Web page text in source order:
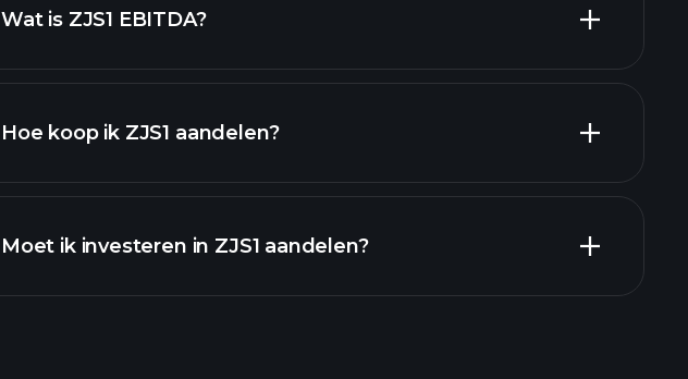
Wat is ZJS1 EBITDA?
financiële
Hoe koop ik ZJS1 aandelen?
Moet ik investeren in ZJS1 aandelen?